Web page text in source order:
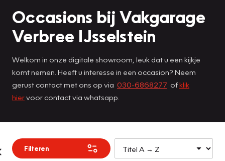
Occasions bij Vakgarage
Verbree IJsselstein
Welkom in onze digitale showroom, leuk dat u een kijkje
komt nemen. Heeft u interesse in een occasion? Neem
gerust contact met ons op via 030-6868277 ofklik
hiervoor contact via whatsapp.
Filteren